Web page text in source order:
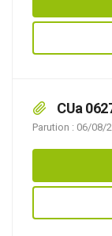
CUa
Parution : 06/08/